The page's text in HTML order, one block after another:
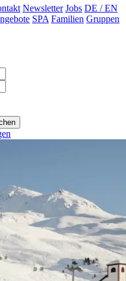
Newsletter Jobs DE / EN
SPA Familien Gruppen